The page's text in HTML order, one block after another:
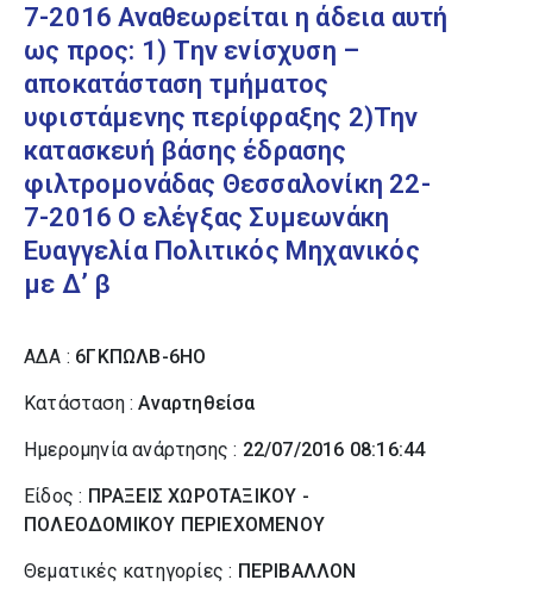
7-2016 Αναθεωρείται η άδεια αυτή
ως προς: 1) Την ενίσχυση –
αποκατάσταση τμήματος
υφιστάμενης περίφραξης 2)Την
κατασκευή βάσης έδρασης
φιλτρομονάδας Θεσσαλονίκη 22-
7-2016 Ο ελέγξας Συμεωνάκη
Ευαγγελία Πολιτικός Μηχανικός
µε Δ’ β
ΑΔΑ : 6ΓΚΠΩΛΒ-6ΗΟ
Κατάσταση :Αναρτηθείσα
Ημερομηνία ανάρτησης : 22/07/2016 08:16:44
Είδος : ΠΡΑΞΕΙΣ ΧΩΡΟΤΑΞΙΚΟΥ -
ΠΟΛΕΟΔΟΜΙΚΟΥ ΠΕΡΙΕΧΟΜΕΝΟΥ
Θεματικές κατηγορίες : ΠΕΡΙΒΑΛΛΟΝ